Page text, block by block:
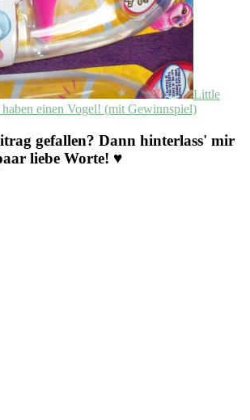
Little
einen Vogel! (mit Gewinnspiel)
gefallen? Dann hinterlass' mir
liebe Worte! ♥